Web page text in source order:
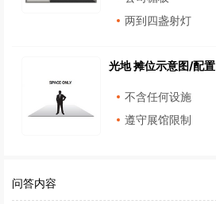
两到四盏射灯
光地 摊位示意图/配置
不含任何设施
遵守展馆限制
问答内容